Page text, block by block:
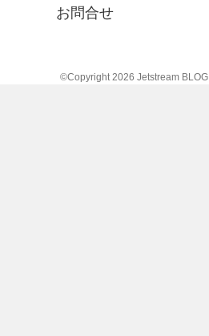
お問合せ
©Copyright 2026 Jetstream BLOG